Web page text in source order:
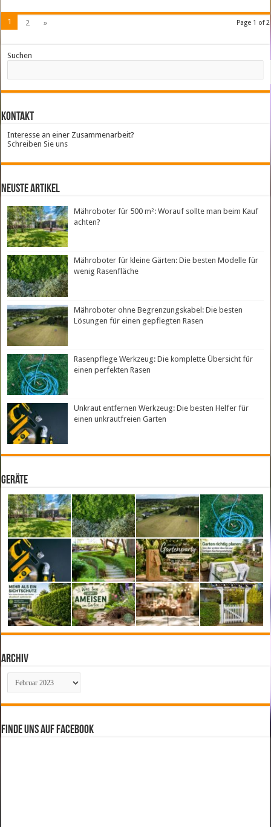
Page 1 of 2
1 2 »
Suchen
Kontakt
Interesse an einer Zusammenarbeit?
Schreiben Sie uns
neuste Artikel
Mähroboter für 500 m²: Worauf sollte man beim Kauf
achten?
Mähroboter für kleine Gärten: Die besten Modelle für
wenig Rasenfläche
Mähroboter ohne Begrenzungskabel: Die besten
Lösungen für einen gepflegten Rasen
Rasenpflege Werkzeug: Die komplette Übersicht für
einen perfekten Rasen
Unkraut entfernen Werkzeug: Die besten Helfer für
einen unkrautfreien Garten
Geräte
Archiv
Archiv
Finde uns auf Facebook